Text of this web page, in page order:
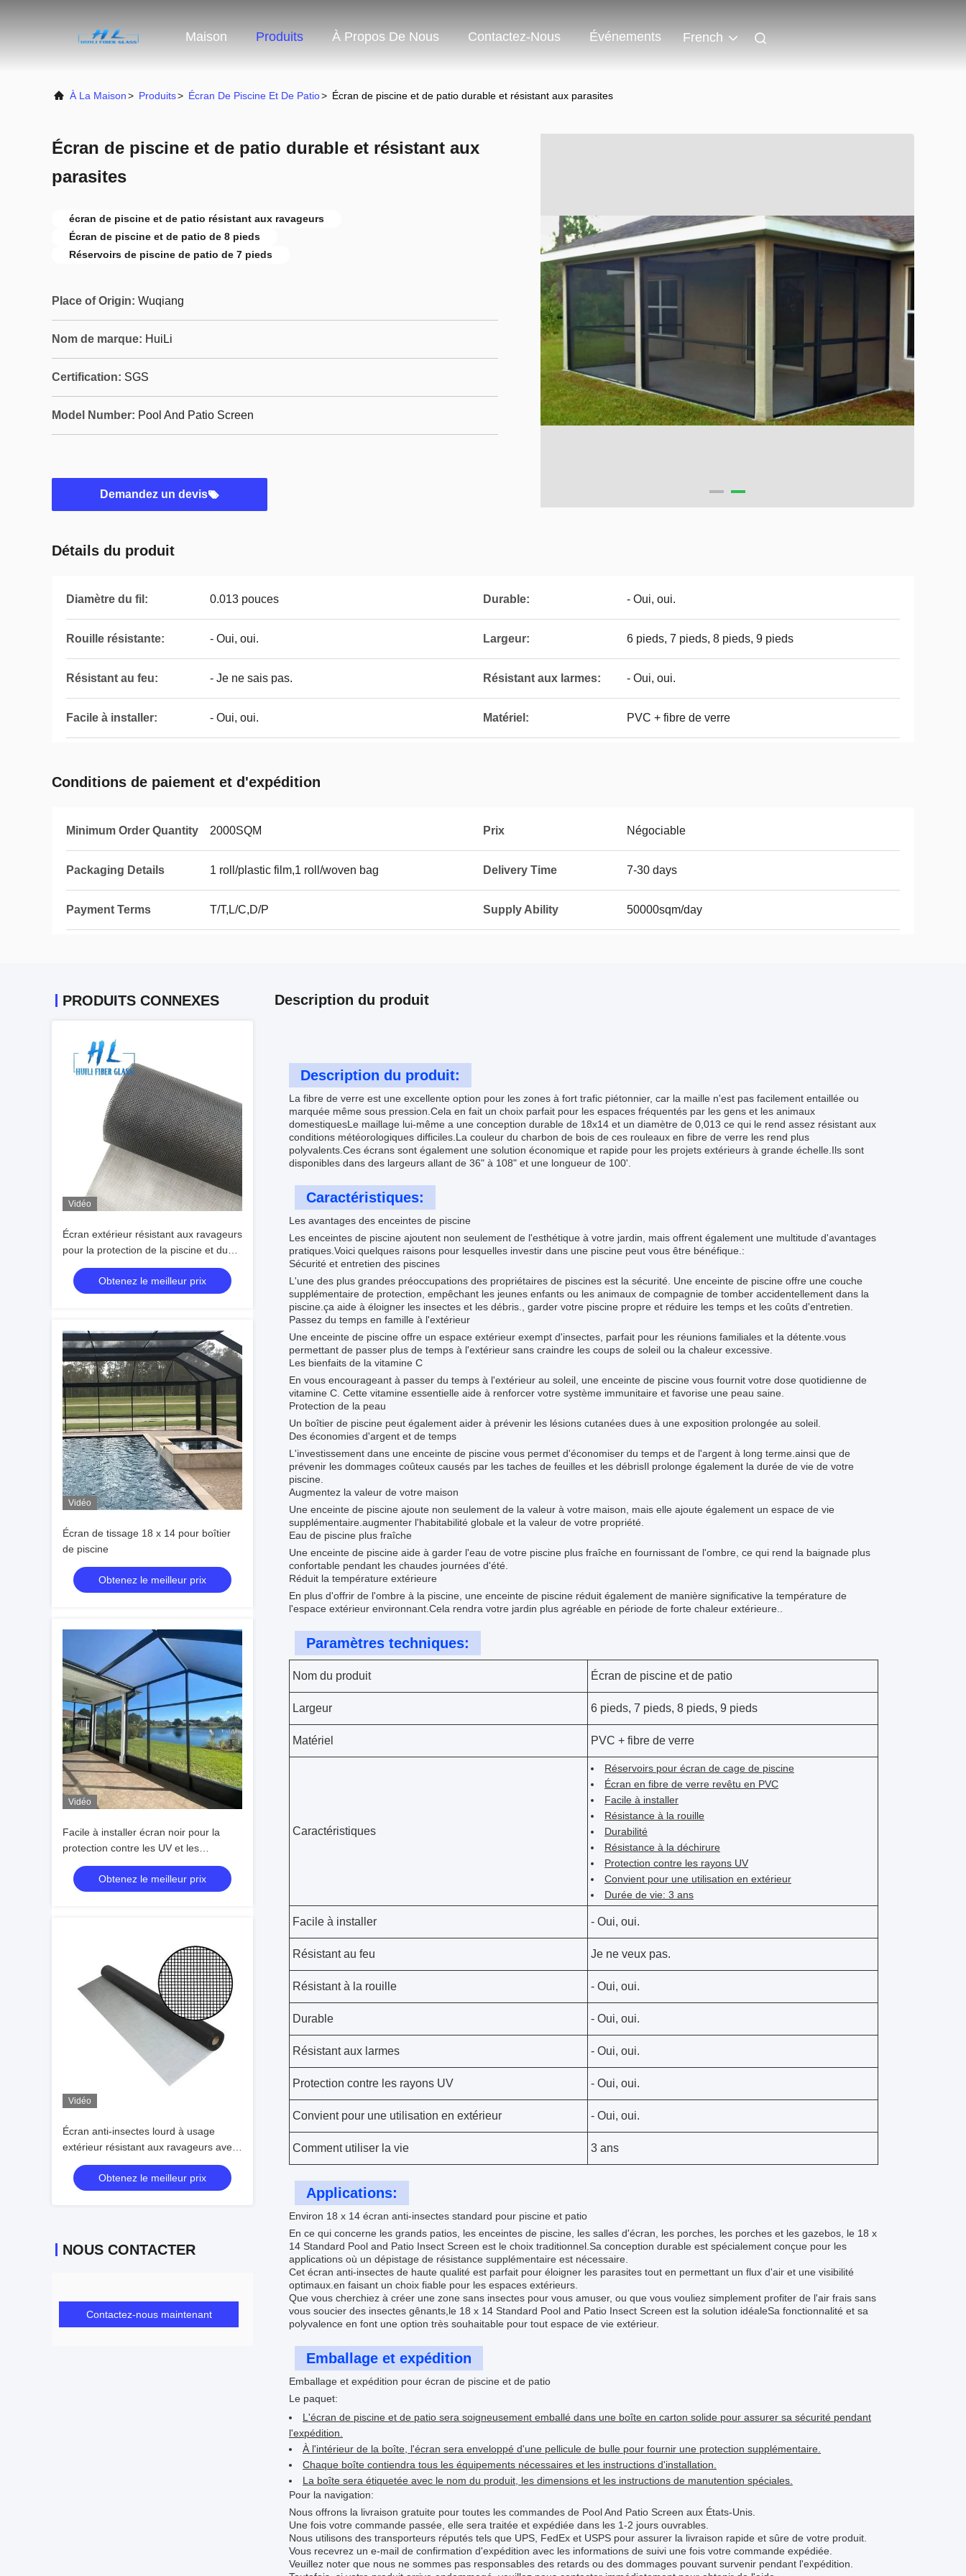
Maison Produits À Propos De Nous Contactez-Nous Événements French
À La Maison> Produits> Écran De Piscine Et De Patio> Écran de piscine et de patio durable et résistant aux parasites
Écran de piscine et de patio durable et résistant aux
parasites
écran de piscine et de patio résistant aux ravageurs
Écran de piscine et de patio de 8 pieds
Réservoirs de piscine de patio de 7 pieds
Place of Origin: Wuqiang
Nom de marque: HuiLi
Certification: SGS
Model Number: Pool And Patio Screen
Demandez un devis
Détails du produit
Diamètre du fil: 0.013 pouces Durable: - Oui, oui.
Rouille résistante: - Oui, oui. Largeur: 6 pieds, 7 pieds, 8 pieds, 9 pieds
Résistant au feu: - Je ne sais pas. Résistant aux larmes: - Oui, oui.
Facile à installer: - Oui, oui. Matériel: PVC + fibre de verre
Conditions de paiement et d'expédition
Minimum Order Quantity 2000SQM Prix Négociable
Packaging Details 1 roll/plastic film,1 roll/woven bag Delivery Time 7-30 days
Payment Terms T/T,L/C,D/P Supply Ability 50000sqm/day
PRODUITS CONNEXES
Vidéo
Écran extérieur résistant aux ravageurs
pour la protection de la piscine et du
patio 30m/100ft long
Obtenez le meilleur prix
Vidéo
Écran de tissage 18 x 14 pour boîtier
de piscine
Obtenez le meilleur prix
Vidéo
Facile à installer écran noir pour la
protection contre les UV et les
ravageurs
Obtenez le meilleur prix
Vidéo
Écran anti-insectes lourd à usage
extérieur résistant aux ravageurs avec
une durée de vie de 3 ans
Obtenez le meilleur prix
NOUS CONTACTER
Contactez-nous maintenant
Description du produit
Description du produit:
La fibre de verre est une excellente option pour les zones à fort trafic piétonnier, car la maille n'est pas facilement entaillée ou
marquée même sous pression.Cela en fait un choix parfait pour les espaces fréquentés par les gens et les animaux
domestiquesLe maillage lui-même a une conception durable de 18x14 et un diamètre de 0,013 ce qui le rend assez résistant aux
conditions météorologiques difficiles.La couleur du charbon de bois de ces rouleaux en fibre de verre les rend plus
polyvalents.Ces écrans sont également une solution économique et rapide pour les projets extérieurs à grande échelle.Ils sont
disponibles dans des largeurs allant de 36" à 108" et une longueur de 100'.
Caractéristiques:
Les avantages des enceintes de piscine
Les enceintes de piscine ajoutent non seulement de l'esthétique à votre jardin, mais offrent également une multitude d'avantages
pratiques.Voici quelques raisons pour lesquelles investir dans une piscine peut vous être bénéfique.:
Sécurité et entretien des piscines
L'une des plus grandes préoccupations des propriétaires de piscines est la sécurité. Une enceinte de piscine offre une couche
supplémentaire de protection, empêchant les jeunes enfants ou les animaux de compagnie de tomber accidentellement dans la
piscine.ça aide à éloigner les insectes et les débris., garder votre piscine propre et réduire les temps et les coûts d'entretien.
Passez du temps en famille à l'extérieur
Une enceinte de piscine offre un espace extérieur exempt d'insectes, parfait pour les réunions familiales et la détente.vous
permettant de passer plus de temps à l'extérieur sans craindre les coups de soleil ou la chaleur excessive.
Les bienfaits de la vitamine C
En vous encourageant à passer du temps à l'extérieur au soleil, une enceinte de piscine vous fournit votre dose quotidienne de
vitamine C. Cette vitamine essentielle aide à renforcer votre système immunitaire et favorise une peau saine.
Protection de la peau
Un boîtier de piscine peut également aider à prévenir les lésions cutanées dues à une exposition prolongée au soleil.
Des économies d'argent et de temps
L'investissement dans une enceinte de piscine vous permet d'économiser du temps et de l'argent à long terme.ainsi que de
prévenir les dommages coûteux causés par les taches de feuilles et les débrisIl prolonge également la durée de vie de votre
piscine.
Augmentez la valeur de votre maison
Une enceinte de piscine ajoute non seulement de la valeur à votre maison, mais elle ajoute également un espace de vie
supplémentaire.augmenter l'habitabilité globale et la valeur de votre propriété.
Eau de piscine plus fraîche
Une enceinte de piscine aide à garder l'eau de votre piscine plus fraîche en fournissant de l'ombre, ce qui rend la baignade plus
confortable pendant les chaudes journées d'été.
Réduit la température extérieure
En plus d'offrir de l'ombre à la piscine, une enceinte de piscine réduit également de manière significative la température de
l'espace extérieur environnant.Cela rendra votre jardin plus agréable en période de forte chaleur extérieure..
Paramètres techniques:
Nom du produit Écran de piscine et de patio
Largeur 6 pieds, 7 pieds, 8 pieds, 9 pieds
Matériel PVC + fibre de verre
Caractéristiques
Réservoirs pour écran de cage de piscine
Écran en fibre de verre revêtu en PVC
Facile à installer
Résistance à la rouille
Durabilité
Résistance à la déchirure
Protection contre les rayons UV
Convient pour une utilisation en extérieur
Durée de vie: 3 ans
Facile à installer - Oui, oui.
Résistant au feu Je ne veux pas.
Résistant à la rouille - Oui, oui.
Durable - Oui, oui.
Résistant aux larmes - Oui, oui.
Protection contre les rayons UV - Oui, oui.
Convient pour une utilisation en extérieur - Oui, oui.
Comment utiliser la vie 3 ans
Applications:
Environ 18 x 14 écran anti-insectes standard pour piscine et patio
En ce qui concerne les grands patios, les enceintes de piscine, les salles d'écran, les porches, les porches et les gazebos, le 18 x
14 Standard Pool and Patio Insect Screen est le choix traditionnel.Sa conception durable est spécialement conçue pour les
applications où un dépistage de résistance supplémentaire est nécessaire.
Cet écran anti-insectes de haute qualité est parfait pour éloigner les parasites tout en permettant un flux d'air et une visibilité
optimaux.en faisant un choix fiable pour les espaces extérieurs.
Que vous cherchiez à créer une zone sans insectes pour vous amuser, ou que vous vouliez simplement profiter de l'air frais sans
vous soucier des insectes gênants,le 18 x 14 Standard Pool and Patio Insect Screen est la solution idéaleSa fonctionnalité et sa
polyvalence en font une option très souhaitable pour tout espace de vie extérieur.
Emballage et expédition
Emballage et expédition pour écran de piscine et de patio
Le paquet:
L'écran de piscine et de patio sera soigneusement emballé dans une boîte en carton solide pour assurer sa sécurité pendant
l'expédition.
À l'intérieur de la boîte, l'écran sera enveloppé d'une pellicule de bulle pour fournir une protection supplémentaire.
Chaque boîte contiendra tous les équipements nécessaires et les instructions d'installation.
La boîte sera étiquetée avec le nom du produit, les dimensions et les instructions de manutention spéciales.
Pour la navigation:
Nous offrons la livraison gratuite pour toutes les commandes de Pool And Patio Screen aux États-Unis.
Une fois votre commande passée, elle sera traitée et expédiée dans les 1-2 jours ouvrables.
Nous utilisons des transporteurs réputés tels que UPS, FedEx et USPS pour assurer la livraison rapide et sûre de votre produit.
Vous recevrez un e-mail de confirmation d'expédition avec les informations de suivi une fois votre commande expédiée.
Veuillez noter que nous ne sommes pas responsables des retards ou des dommages pouvant survenir pendant l'expédition.